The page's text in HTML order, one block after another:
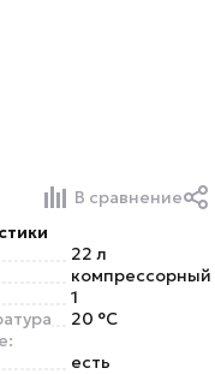
В сравнение
22 л
компрессорный
1
20 °C
есть